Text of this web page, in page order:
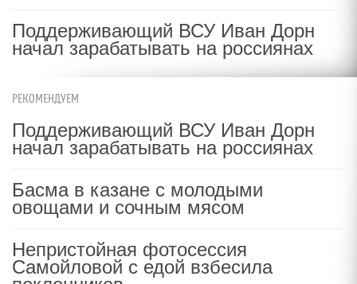
Поддерживающий ВСУ Иван Дорн
начал зарабатывать на россиянах
РЕКОМЕНДУЕМ
Поддерживающий ВСУ Иван Дорн
начал зарабатывать на россиянах
Басма в казане с молодыми
овощами и сочным мясом
Непристойная фотосессия
Самойловой с едой взбесила